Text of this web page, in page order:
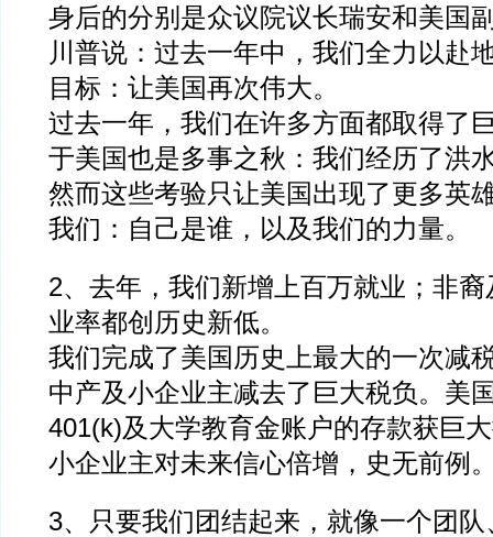
身后的分别是众议院议长瑞安和美国
川普说：过去一年中，我们全力以赴
目标：让美国再次伟大。
过去一年，我们在许多方面都取得了
于美国也是多事之秋：我们经历了洪
然而这些考验只让美国出现了更多英
我们：自己是谁，以及我们的力量。
2、去年，我们新增上百万就业；非
业率都创历史新低。
我们完成了美国历史上最大的一次减
中产及小企业主减去了巨大税负。美
401(k)及大学教育金账户的存款获巨
小企业主对未来信心倍增，史无前例
3、只要我们团结起来，就像一个团